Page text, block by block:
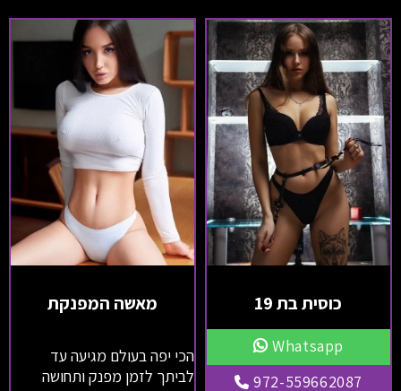
כוסית בת 19
Whatsapp
972-559662087
מאשה המפנקת
הכי יפה בעולם מגיעה עד
לביתך לזמן מפנק ותחושה